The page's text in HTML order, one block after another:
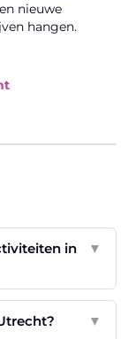
nieuwe
hangen.
in
▼
▼